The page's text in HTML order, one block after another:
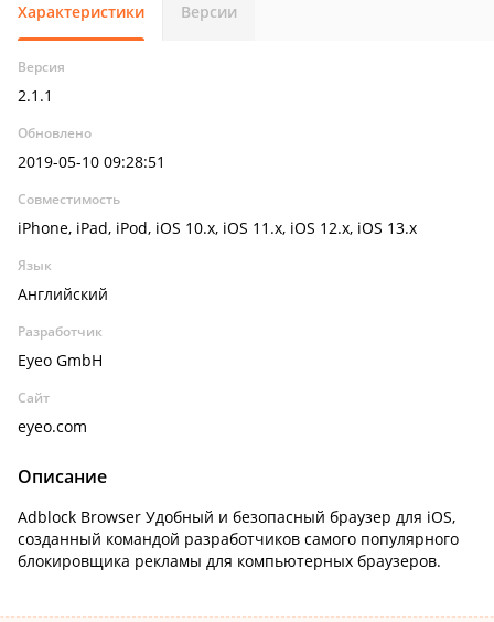
Характеристики Версии
Версия
2.1.1
Обновлено
2019-05-10 09:28:51
Совместимость
iPhone, iPad, iPod, iOS 10.x, iOS 11.x, iOS 12.x, iOS 13.x
Язык
Английский
Разработчик
Eyeo GmbH
Сайт
eyeo.com
Описание
Adblock Browser Удобный и безопасный браузер для iOS,
созданный командой разработчиков самого популярного
блокировщика рекламы для компьютерных браузеров.